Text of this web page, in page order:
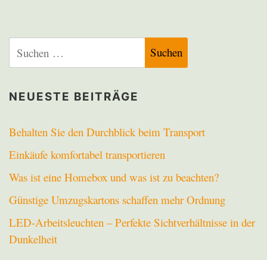
nach:
NEUESTE BEITRÄGE
Behalten Sie den Durchblick beim Transport
Einkäufe komfortabel transportieren
Was ist eine Homebox und was ist zu beachten?
Günstige Umzugskartons schaffen mehr Ordnung
LED-Arbeitsleuchten – Perfekte Sichtverhältnisse in der
Dunkelheit